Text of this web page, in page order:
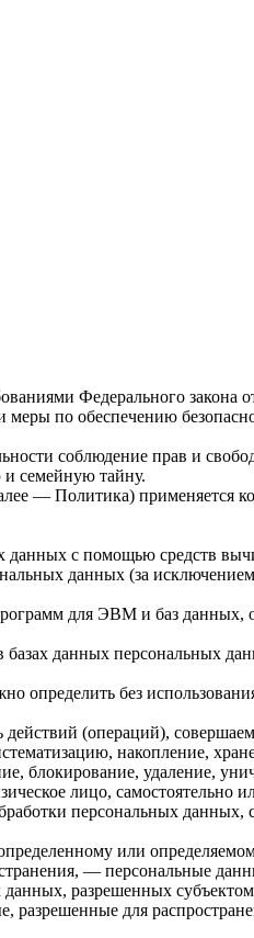
Федерального
меры по обеспечению
соблюдение прав и
семейную тайну.
— Политика) применяется
данных с помощью средств
данных (за исключением
для ЭВМ и баз данных,
данных персональных
определить без
(операций),
накопление,
блокирование, удаление,
лицо, самостоятельно
персональных данных,
или
— персональные
разрешенных
разрешенные для